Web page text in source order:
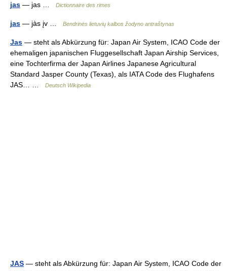
jas — jas … Dictionnaire des rimes
jas — jàs įv … Bendrinės lietuvių kalbos žodyno antraštynas
Jas — steht als Abkürzung für: Japan Air System, ICAO Code der
ehemaligen japanischen Fluggesellschaft Japan Airship Services,
eine Tochterfirma der Japan Airlines Japanese Agricultural
Standard Jasper County (Texas), als IATA Code des Flughafens
JAS… …
Deutsch Wikipedia
JAS — steht als Abkürzung für: Japan Air System, ICAO Code der